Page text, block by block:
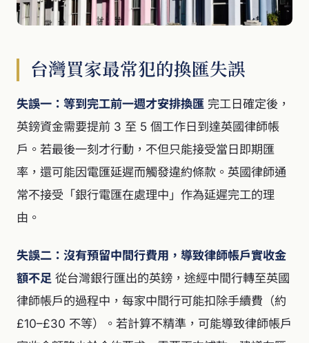
台灣買家最常犯的換匯失誤
失誤一：等到完工前一週才安排換匯 完工日確定後，
英鎊資金需要提前 3 至 5 個工作日到達英國律師帳
戶。若最後一刻才行動，不但只能接受當日即期匯
率，還可能因電匯延遲而觸發違約條款。英國律師通
常不接受「銀行電匯在處理中」作為延遲完工的理
由。
失誤二：沒有預留中間行費用，導致律師帳戶實收金
額不足 從台灣銀行匯出的英鎊，途經中間行轉至英國
律師帳戶的過程中，每家中間行可能扣除手續費（約
£10–£30 不等）。若計算不精準，可能導致律師帳戶